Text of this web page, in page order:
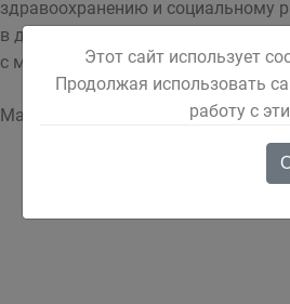
здравоохранению и социальному
в департаменте здравоохранения
с момента ее выдачи до 31
Материал подготовила Марина
Этот сайт использует
Продолжая использовать
работу с